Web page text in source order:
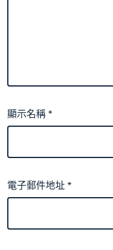
顯示名稱*
電子郵件地址*